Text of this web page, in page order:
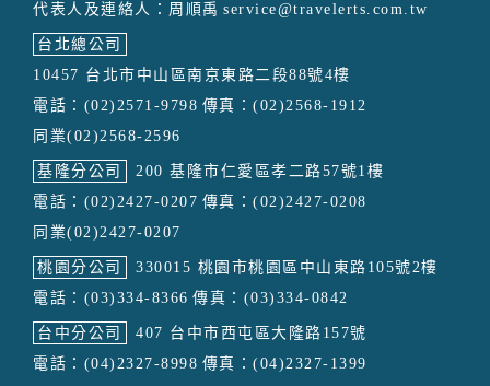
代表人及連絡人：周順禹 service@travelerts.com.tw
台北總公司
10457 台北市中山區南京東路二段88號4樓
電話：(02)2571-9798 傳真：(02)2568-1912
同業(02)2568-2596
基隆分公司
200 基隆市仁愛區孝二路57號1樓
電話：(02)2427-0207 傳真：(02)2427-0208
同業(02)2427-0207
桃園分公司
330015 桃園市桃園區中山東路105號2樓
電話：(03)334-8366 傳真：(03)334-0842
台中分公司
407 台中市西屯區大隆路157號
電話：(04)2327-8998 傳真：(04)2327-1399